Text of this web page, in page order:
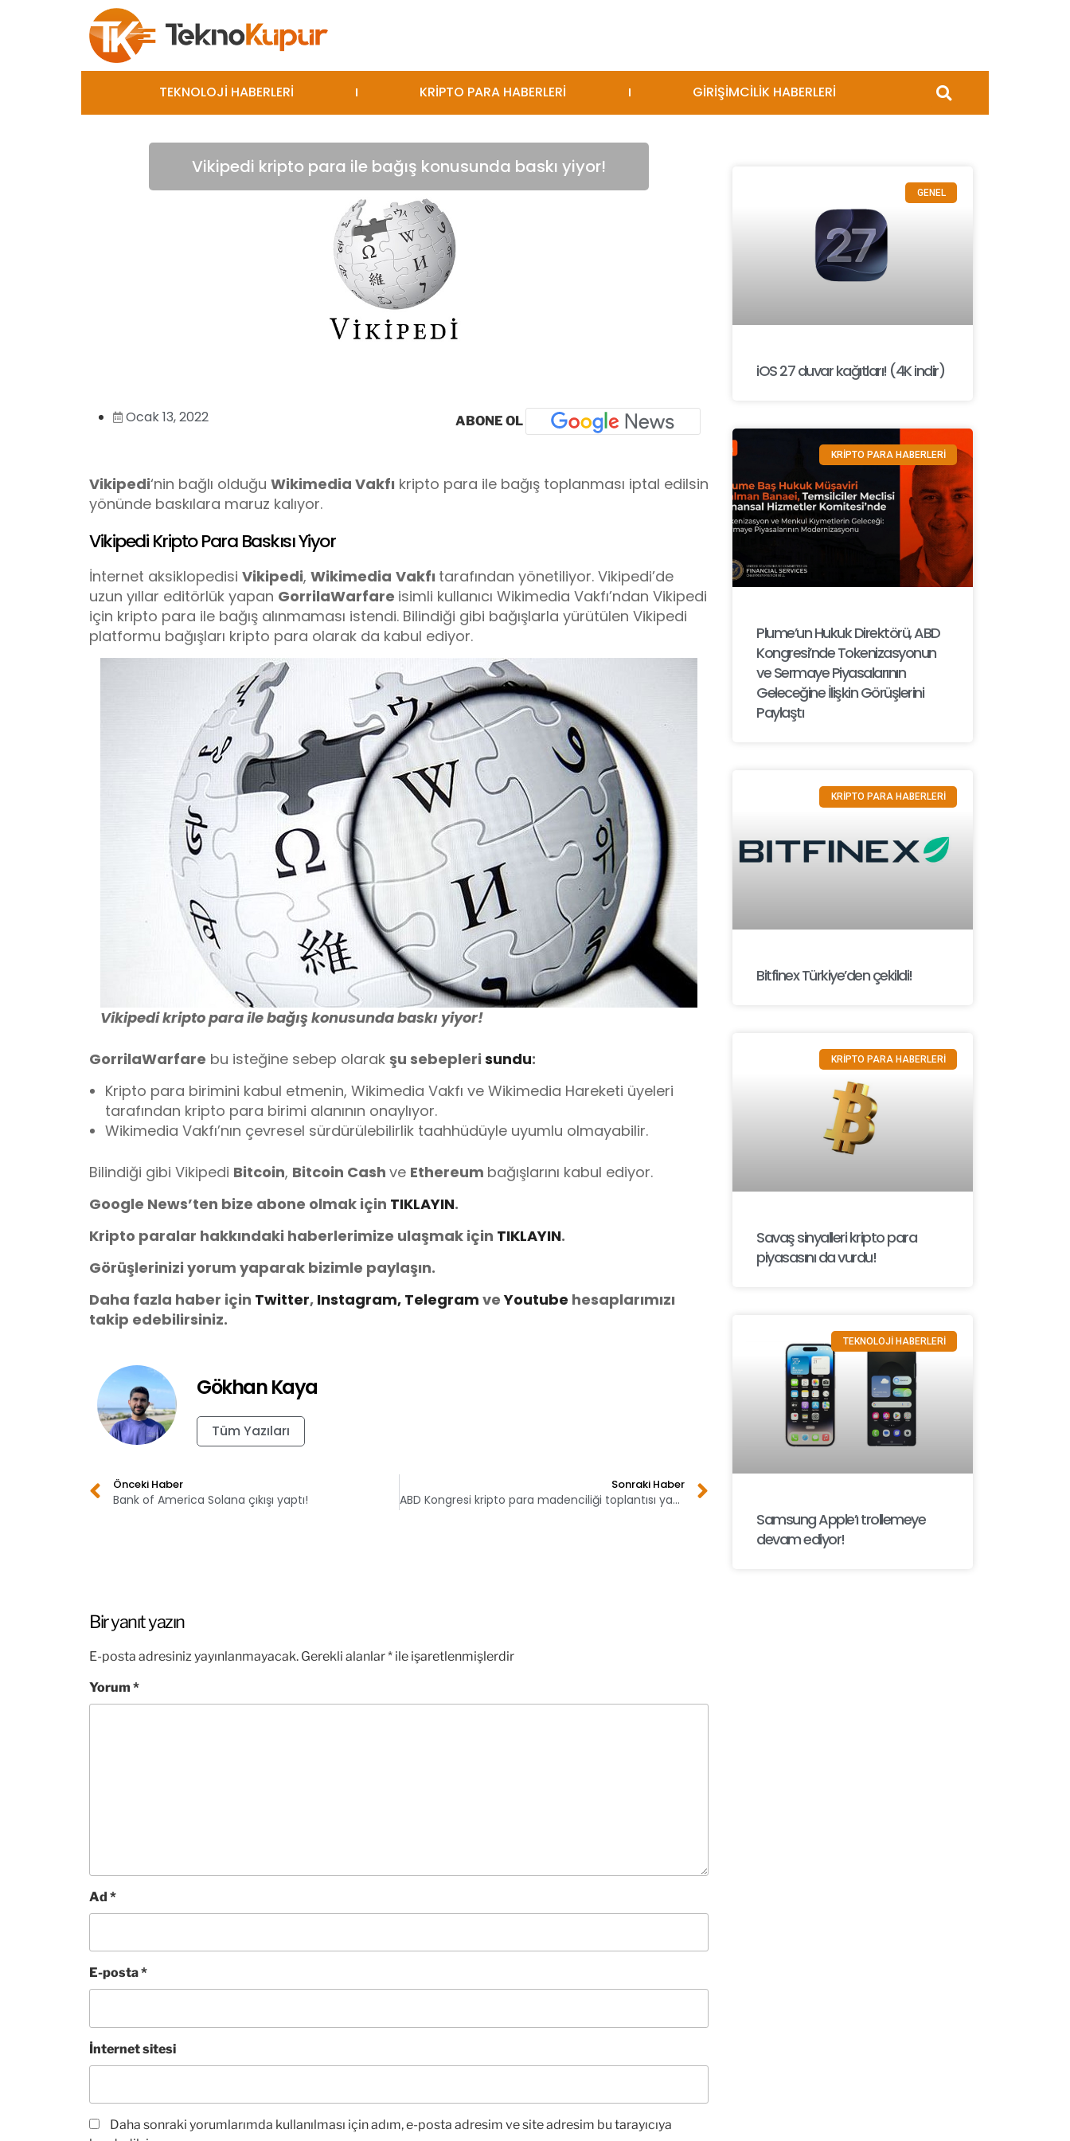
TEKNOLOJİ HABERLERİ KRİPTO PARA HABERLERİ GİRİŞİMCİLİK HABERLERİ
Vikipedi kripto para ile bağış konusunda baskı yiyor!
Ocak 13, 2022 ABONE OL
Vikipedi‘nin bağlı olduğu Wikimedia Vakfı kripto para ile bağış toplanması iptal edilsin
yönünde baskılara maruz kalıyor.
Vikipedi Kripto Para Baskısı Yiyor
İnternet aksiklopedisi Vikipedi, Wikimedia Vakfı tarafından yönetiliyor. Vikipedi’de
uzun yıllar editörlük yapan GorrilaWarfare isimli kullanıcı Wikimedia Vakfı’ndan Vikipedi
için kripto para ile bağış alınmaması istendi. Bilindiği gibi bağışlarla yürütülen Vikipedi
platformu bağışları kripto para olarak da kabul ediyor.
Vikipedi kripto para ile bağış konusunda baskı yiyor!
GorrilaWarfare bu isteğine sebep olarak şu sebepleri sundu:
Kripto para birimini kabul etmenin, Wikimedia Vakfı ve Wikimedia Hareketi üyeleri
tarafından kripto para birimi alanının onaylıyor.
Wikimedia Vakfı’nın çevresel sürdürülebilirlik taahhüdüyle uyumlu olmayabilir.
Bilindiği gibi Vikipedi Bitcoin, Bitcoin Cash ve Ethereum bağışlarını kabul ediyor.
Google News’ten bize abone olmak için TIKLAYIN.
Kripto paralar hakkındaki haberlerimize ulaşmak için TIKLAYIN.
Görüşlerinizi yorum yaparak bizimle paylaşın.
Daha fazla haber için Twitter, Instagram, Telegram veYoutube hesaplarımızı
takip edebilirsiniz.
Gökhan Kaya
Tüm Yazıları
Önceki Haber
Bank of America Solana çıkışı yaptı!
Sonraki Haber
ABD Kongresi kripto para madenciliği toplantısı yapacak!
Bir yanıt yazın
E-posta adresiniz yayınlanmayacak. Gerekli alanlar* ile işaretlenmişlerdir
Yorum *
Ad *
E-posta*
İnternet sitesi
Daha sonraki yorumlarımda kullanılması için adım, e-posta adresim ve site adresim bu tarayıcıya
GENEL
iOS 27 duvar kağıtları! (4K indir)
KRİPTO PARA HABERLERİ
Plume’un Hukuk Direktörü, ABD
Kongresi’nde Tokenizasyonun
ve Sermaye Piyasalarının
Geleceğine İlişkin Görüşlerini
Paylaştı
KRİPTO PARA HABERLERİ
Bitfinex Türkiye’den çekildi!
KRİPTO PARA HABERLERİ
Savaş sinyalleri kripto para
piyasasını da vurdu!
TEKNOLOJİ HABERLERİ
Samsung Apple’ı trollemeye
devam ediyor!